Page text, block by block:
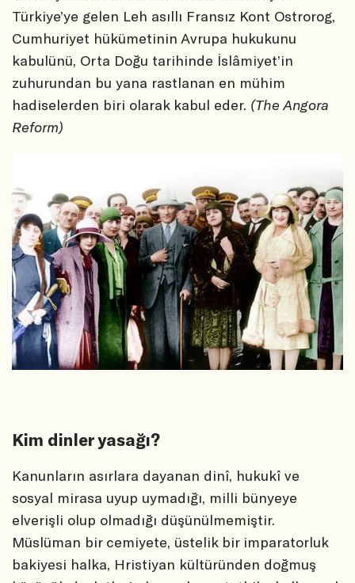
Türkiye’ye gelen Leh asıllı Fransız Kont Ostrorog,
Cumhuriyet hükümetinin Avrupa hukukunu
kabulünü, Orta Doğu tarihinde İslâmiyet’in
zuhurundan bu yana rastlanan en mühim
hadiselerden biri olarak kabul eder. (The Angora
Reform)
Kim dinler yasağı?
Kanunların asırlara dayanan dinî, hukukî ve
sosyal mirasa uyup uymadığı, milli bünyeye
elverişli olup olmadığı düşünülmemiştir.
Müslüman bir cemiyete, üstelik bir imparatorluk
bakiyesi halka, Hristiyan kültüründen doğmuş